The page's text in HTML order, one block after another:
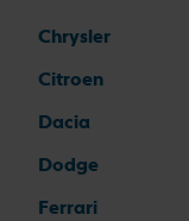
Chrysler
Citroen
Dacia
Dodge
Ferrari